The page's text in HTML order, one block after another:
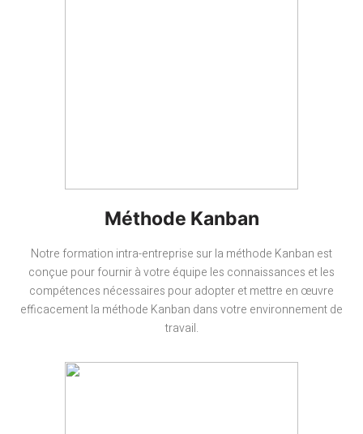
Méthode Kanban
Notre formation intra-entreprise sur la méthode Kanban est
conçue pour fournir à votre équipe les connaissances et les
compétences nécessaires pour adopter et mettre en œuvre
efficacement la méthode Kanban dans votre environnement de
travail.